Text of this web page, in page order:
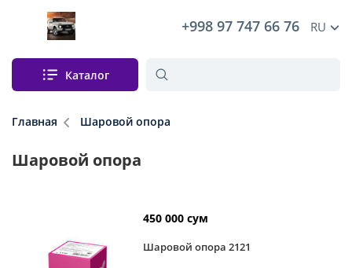
+998 97 747 66 76 RU
Каталог
Главная Шаровой опора
Шаровой опора
450 000 сум
Шаровой опора 2121